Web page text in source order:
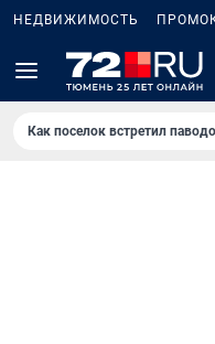
НЕДВИЖИМОСТЬ
Как поселок встретил